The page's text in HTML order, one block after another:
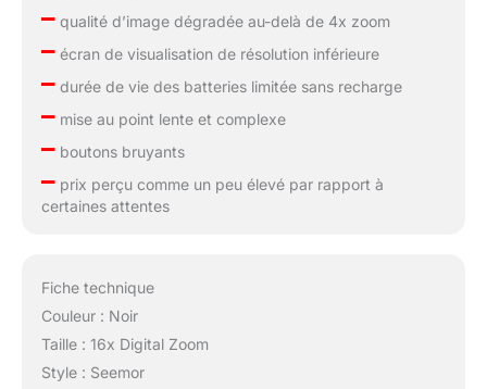
–qualité d’image dégradée au-delà de 4x zoom
–écran de visualisation de résolution inférieure
–durée de vie des batteries limitée sans recharge
–mise au point lente et complexe
–boutons bruyants
–prix perçu comme un peu élevé par rapport à
certaines attentes
Fiche technique
Couleur : Noir
Taille : 16x Digital Zoom
Style : Seemor